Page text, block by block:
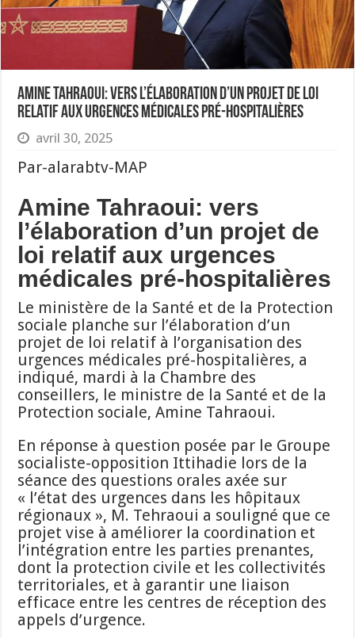
Amine Tahraoui: vers l’élaboration d’un projet de loi
relatif aux urgences médicales pré-hospitalières
avril 30, 2025
Par-alarabtv-MAP
Amine Tahraoui: vers
l’élaboration d’un projet de
loi relatif aux urgences
médicales pré-hospitalières
Le ministère de la Santé et de la Protection
sociale planche sur l’élaboration d’un
projet de loi relatif à l’organisation des
urgences médicales pré-hospitalières, a
indiqué, mardi à la Chambre des
conseillers, le ministre de la Santé et de la
Protection sociale, Amine Tahraoui.
En réponse à question posée par le Groupe
socialiste-opposition Ittihadie lors de la
séance des questions orales axée sur
« l’état des urgences dans les hôpitaux
régionaux », M. Tehraoui a souligné que ce
projet vise à améliorer la coordination et
l’intégration entre les parties prenantes,
dont la protection civile et les collectivités
territoriales, et à garantir une liaison
efficace entre les centres de réception des
appels d’urgence.